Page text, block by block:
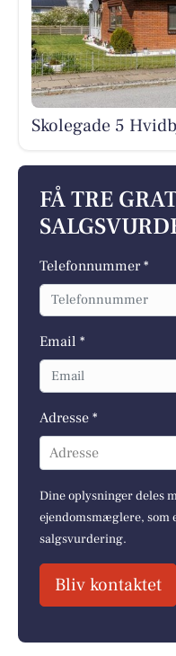
Skolegade 5
FÅ TRE
Telefonnummer *
Email *
Adresse *
Adresse
Dine oplysninger deles
ejendomsmæglere, som
salgsvurdering.
Bliv kontaktet